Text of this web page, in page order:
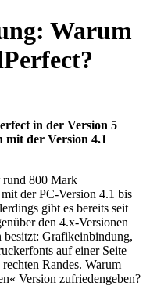
Warum
in der Version 5
mit der Version 4.1
rund 800 Mark
der PC-Version 4.1 bis
gibt es bereits seit
den 4.x-Versionen
besitzt: Grafikeinbindung,
auf einer Seite
Randes. Warum
Version zufriedengeben?